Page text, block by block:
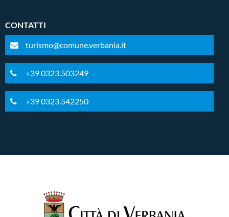
CONTATTI
turismo@comune.verbania.it
+39 0323.503249
+39 0323.542250